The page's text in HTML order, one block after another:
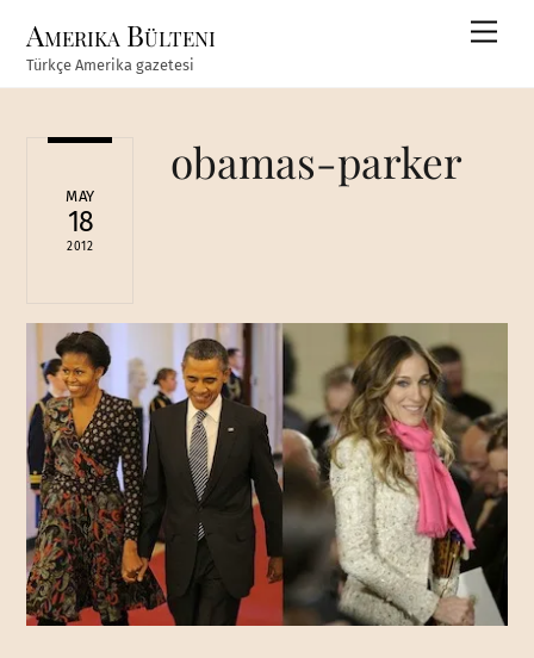
content
Amerika Bülteni
Türkçe Amerika gazetesi
MAY
18
2012
obamas-parker